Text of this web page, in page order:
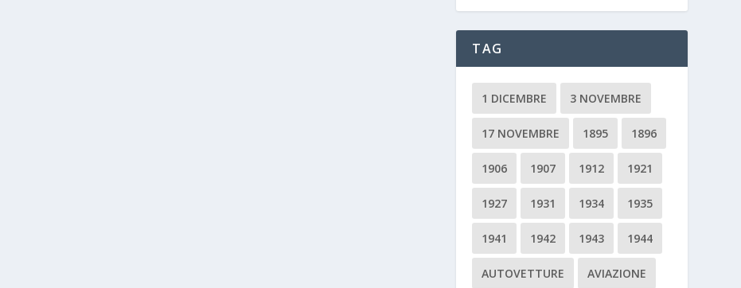
TAG
1 DICEMBRE 3 NOVEMBRE
17 NOVEMBRE 1895 1896
1906 1907 1912 1921
1927 1931 1934 1935
1941 1942 1943 1944
AUTOVETTURE AVIAZIONE